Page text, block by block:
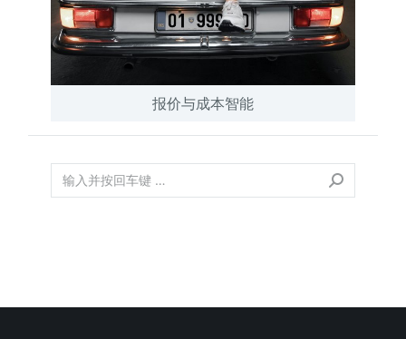
报价与成本智能